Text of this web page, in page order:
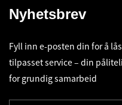
Nyhetsbrev
Fyll inn e-posten din for å
tilpasset service – din
for grundig samarbeid